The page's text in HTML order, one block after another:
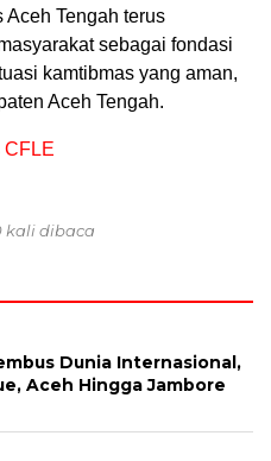
Tengah terus
sebagai fondasi
kamtibmas yang aman,
Aceh Tengah.
CFLE
kali dibaca
Dunia Internasional,
Aceh Hingga Jambore